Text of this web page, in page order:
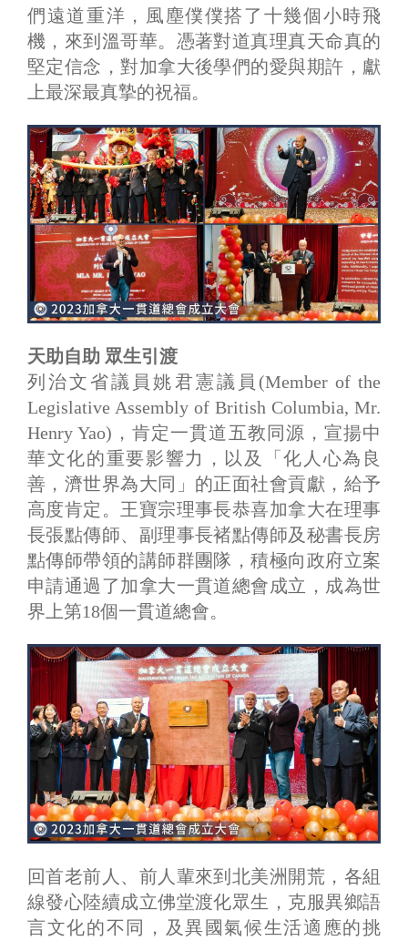
們遠道重洋，風塵僕僕搭了十幾個小時飛
機，來到溫哥華。憑著對道真理真天命真的
堅定信念，對加拿大後學們的愛與期許，獻
上最深最真摯的祝福。
天助自助 眾生引渡
列治文省議員姚君憲議員(Member of the
Legislative Assembly of British Columbia, Mr.
Henry Yao)，肯定一貫道五教同源，宣揚中
華文化的重要影響力，以及「化人心為良
善，濟世界為大同」的正面社會貢獻，給予
高度肯定。王寶宗理事長恭喜加拿大在理事
長張點傳師、副理事長褚點傳師及秘書長房
點傳師帶領的講師群團隊，積極向政府立案
申請通過了加拿大一貫道總會成立，成為世
界上第18個一貫道總會。
回首老前人、前人輩來到北美洲開荒，各組
線發心陸續成立佛堂渡化眾生，克服異鄉語
言文化的不同，及異國氣候生活適應的挑